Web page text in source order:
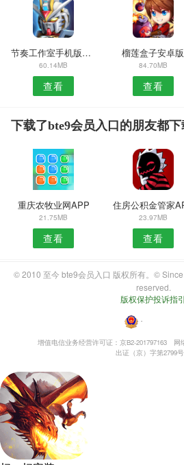
节奏工作室手机版安卓版
60.14MB
查看
榴莲盒子安卓版
84.70MB
查看
下载了bte9会员入口的朋友都下
重庆农牧业网APP
21.75MB
查看
住房公积金管家
23.97MB
查看
© 2010 至今 bte9会员入口 版权所有。©
reserved.
版权保护投诉指引
・
增值电信业务经营许可证：京B2-201797163
网
出证（京）字第2799号